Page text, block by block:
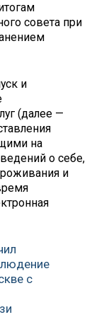
совета при
и
(далее —
на
о себе,
и
с